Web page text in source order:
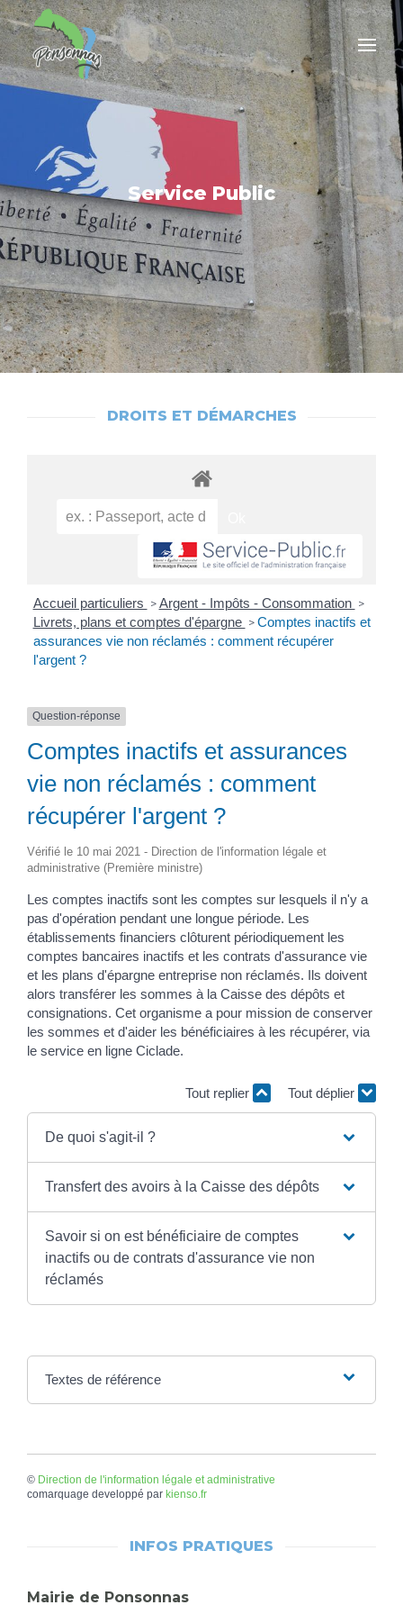
Service Public
DROITS ET DÉMARCHES
Accueil particuliers > Argent - Impôts - Consommation >
Livrets, plans et comptes d'épargne > Comptes inactifs et
assurances vie non réclamés : comment récupérer
l'argent ?
Question-réponse
Comptes inactifs et assurances
vie non réclamés : comment
récupérer l'argent ?
Vérifié le 10 mai 2021 - Direction de l'information légale et
administrative (Première ministre)
Les comptes inactifs sont les comptes sur lesquels il n'y a
pas d'opération pendant une longue période. Les
établissements financiers clôturent périodiquement les
comptes bancaires inactifs et les contrats d'assurance vie
et les plans d'épargne entreprise non réclamés. Ils doivent
alors transférer les sommes à la Caisse des dépôts et
consignations. Cet organisme a pour mission de conserver
les sommes et d'aider les bénéficiaires à les récupérer, via
le service en ligne Ciclade.
Tout replier Tout déplier
De quoi s'agit-il ?
Transfert des avoirs à la Caisse des dépôts
Savoir si on est bénéficiaire de comptes
inactifs ou de contrats d'assurance vie non
réclamés
Textes de référence
© Direction de l'information légale et administrative
comarquage developpé par kienso.fr
INFOS PRATIQUES
Mairie de Ponsonnas